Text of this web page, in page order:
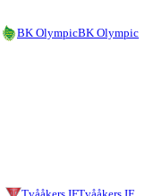
BK OlympicBK Olympic